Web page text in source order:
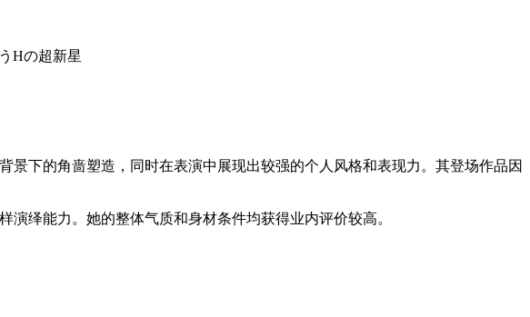
Hの超新星
下的角啬塑造，同时在表演中展现出较强的个人风格和表现力。其登场作品因
绎能力。她的整体气质和身材条件均获得业内评价较高。